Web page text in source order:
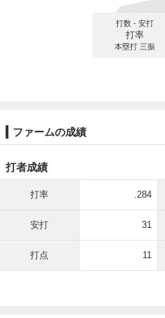
打数 - 安打
打率
本塁打 三振
ファームの成績
打者成績
打率 .284
安打 31
打点 11